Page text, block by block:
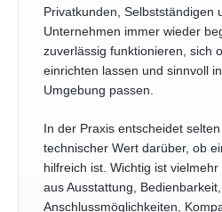
Privatkunden, Selbstständigen
Unternehmen immer wieder
zuverlässig funktionieren, sich
einrichten lassen und sinnvoll
Umgebung passen.
In der Praxis entscheidet
technischer Wert darüber, ob
hilfreich ist. Wichtig ist
aus Ausstattung, Bedienbarkeit,
Anschlussmöglichkeiten,